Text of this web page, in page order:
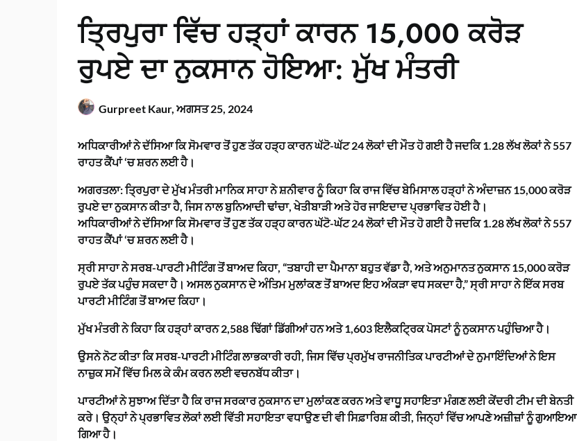
ਤ੍ਰਿਪੁਰਾ ਵਿੱਚ ਹੜ੍ਹਾਂ ਕਾਰਨ 15,000 ਕਰੋੜ
ਰੁਪਏ ਦਾ ਨੁਕਸਾਨ ਹੋਇਆ: ਮੁੱਖ ਮੰਤਰੀ
Gurpreet Kaur,ਅਗਸਤ 25, 2024
ਅਧਿਕਾਰੀਆਂ ਨੇ ਦੱਸਿਆ ਕਿ ਸੋਮਵਾਰ ਤੋਂ ਹੁਣ ਤੱਕ ਹੜ੍ਹ ਕਾਰਨ ਘੱਟੋ-ਘੱਟ 24 ਲੋਕਾਂ ਦੀ ਮੌਤ ਹੋ ਗਈ ਹੈ ਜਦਕਿ 1.28 ਲੱਖ ਲੋਕਾਂ ਨੇ 557
ਰਾਹਤ ਕੈਂਪਾਂ ‘ਚ ਸ਼ਰਨ ਲਈ ਹੈ।
ਅਗਰਤਲਾ: ਤ੍ਰਿਪੁਰਾ ਦੇ ਮੁੱਖ ਮੰਤਰੀ ਮਾਨਿਕ ਸਾਹਾ ਨੇ ਸ਼ਨੀਵਾਰ ਨੂੰ ਕਿਹਾ ਕਿ ਰਾਜ ਵਿੱਚ ਬੇਮਿਸਾਲ ਹੜ੍ਹਾਂ ਨੇ ਅੰਦਾਜ਼ਨ 15,000 ਕਰੋੜ
ਰੁਪਏ ਦਾ ਨੁਕਸਾਨ ਕੀਤਾ ਹੈ, ਜਿਸ ਨਾਲ ਬੁਨਿਆਦੀ ਢਾਂਚਾ, ਖੇਤੀਬਾੜੀ ਅਤੇ ਹੋਰ ਜਾਇਦਾਦ ਪ੍ਰਭਾਵਿਤ ਹੋਈ ਹੈ।
ਅਧਿਕਾਰੀਆਂ ਨੇ ਦੱਸਿਆ ਕਿ ਸੋਮਵਾਰ ਤੋਂ ਹੁਣ ਤੱਕ ਹੜ੍ਹ ਕਾਰਨ ਘੱਟੋ-ਘੱਟ 24 ਲੋਕਾਂ ਦੀ ਮੌਤ ਹੋ ਗਈ ਹੈ ਜਦਕਿ 1.28 ਲੱਖ ਲੋਕਾਂ ਨੇ 557
ਰਾਹਤ ਕੈਂਪਾਂ ‘ਚ ਸ਼ਰਨ ਲਈ ਹੈ।
ਸ੍ਰੀ ਸਾਹਾ ਨੇ ਸਰਬ-ਪਾਰਟੀ ਮੀਟਿੰਗ ਤੋਂ ਬਾਅਦ ਕਿਹਾ, “ਤਬਾਹੀ ਦਾ ਪੈਮਾਨਾ ਬਹੁਤ ਵੱਡਾ ਹੈ, ਅਤੇ ਅਨੁਮਾਨਤ ਨੁਕਸਾਨ 15,000 ਕਰੋੜ
ਰੁਪਏ ਤੱਕ ਪਹੁੰਚ ਸਕਦਾ ਹੈ। ਅਸਲ ਨੁਕਸਾਨ ਦੇ ਅੰਤਿਮ ਮੁਲਾਂਕਣ ਤੋਂ ਬਾਅਦ ਇਹ ਅੰਕੜਾ ਵਧ ਸਕਦਾ ਹੈ,” ਸ੍ਰੀ ਸਾਹਾ ਨੇ ਇੱਕ ਸਰਬ
ਪਾਰਟੀ ਮੀਟਿੰਗ ਤੋਂ ਬਾਅਦ ਕਿਹਾ।
ਮੁੱਖ ਮੰਤਰੀ ਨੇ ਕਿਹਾ ਕਿ ਹੜ੍ਹਾਂ ਕਾਰਨ 2,588 ਢਿੱਗਾਂ ਡਿੱਗੀਆਂ ਹਨ ਅਤੇ 1,603 ਇਲੈਕਟ੍ਰਿਕ ਪੋਸਟਾਂ ਨੂੰ ਨੁਕਸਾਨ ਪਹੁੰਚਿਆ ਹੈ।
ਉਸਨੇ ਨੋਟ ਕੀਤਾ ਕਿ ਸਰਬ-ਪਾਰਟੀ ਮੀਟਿੰਗ ਲਾਭਕਾਰੀ ਰਹੀ, ਜਿਸ ਵਿੱਚ ਪ੍ਰਮੁੱਖ ਰਾਜਨੀਤਿਕ ਪਾਰਟੀਆਂ ਦੇ ਨੁਮਾਇੰਦਿਆਂ ਨੇ ਇਸ
ਨਾਜ਼ੁਕ ਸਮੇਂ ਵਿੱਚ ਮਿਲ ਕੇ ਕੰਮ ਕਰਨ ਲਈ ਵਚਨਬੱਧ ਕੀਤਾ।
ਪਾਰਟੀਆਂ ਨੇ ਸੁਝਾਅ ਦਿੱਤਾ ਹੈ ਕਿ ਰਾਜ ਸਰਕਾਰ ਨੁਕਸਾਨ ਦਾ ਮੁਲਾਂਕਣ ਕਰਨ ਅਤੇ ਵਾਧੂ ਸਹਾਇਤਾ ਮੰਗਣ ਲਈ ਕੇਂਦਰੀ ਟੀਮ ਦੀ ਬੇਨਤੀ
ਕਰੇ। ਉਨ੍ਹਾਂ ਨੇ ਪ੍ਰਭਾਵਿਤ ਲੋਕਾਂ ਲਈ ਵਿੱਤੀ ਸਹਾਇਤਾ ਵਧਾਉਣ ਦੀ ਵੀ ਸਿਫ਼ਾਰਿਸ਼ ਕੀਤੀ, ਜਿਨ੍ਹਾਂ ਵਿੱਚ ਆਪਣੇ ਅਜ਼ੀਜ਼ਾਂ ਨੂੰ ਗੁਆਇਆ
ਗਿਆ ਹੈ।